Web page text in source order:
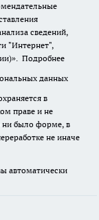
сведений,
"Интернет",
Подробнее
данных
в
праве и не
ни было форме, в
не иначе
автоматически